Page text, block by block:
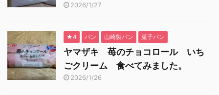
2026/1/27
★4 パン 山崎製パン 菓子パン
ヤマザキ 苺のチョコロール いち
ごクリーム 食べてみました。
2026/1/26